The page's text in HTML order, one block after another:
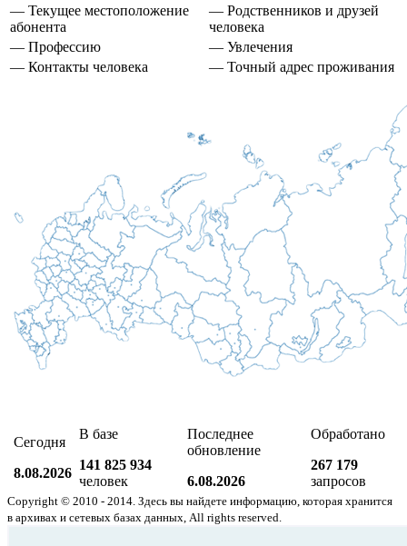
— Текущее местоположение
абонента
— Родственников и друзей
человека
— Профессию
— Увлечения
— Контакты человека
— Точный адрес проживания
Сегодня
8.08.2026
В базе
141 825 934
человек
Последнее
обновление
6.08.2026
Обработано
267 179
запросов
Copyright © 2010 - 2014. Здесь вы найдете информацию, которая хранится
в архивах и сетевых базах данных, All rights reserved.